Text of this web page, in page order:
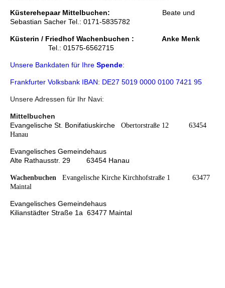
Küsterehepaar Mittelbuchen: Beate und
Sebastian Sacher Tel.: 0171-5835782
Küsterin / Friedhof Wachenbuchen : Anke Menk
Tel.: 01575-6562715
Unsere Bankdaten für Ihre Spende:
Frankfurter Volksbank IBAN: DE27 5019 0000 0100 7421 95
Unsere Adressen für Ihr Navi:
Mittelbuchen
Evangelische St. Bonifatiuskirche Obertorstraße 12 63454
Hanau
Evangelisches Gemeindehaus
Alte Rathausstr. 29 63454 Hanau
Wachenbuchen Evangelische Kirche Kirchhofstraße 1 63477
Maintal
Evangelisches Gemeindehaus
Kilianstädter Straße 1a 63477 Maintal